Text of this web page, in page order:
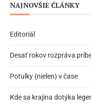
NAJNOVŠIE ČLÁNKY
Editoriál
Desať rokov rozpráva
Potulky (nielen) v čase
Kde sa krajina dotýka